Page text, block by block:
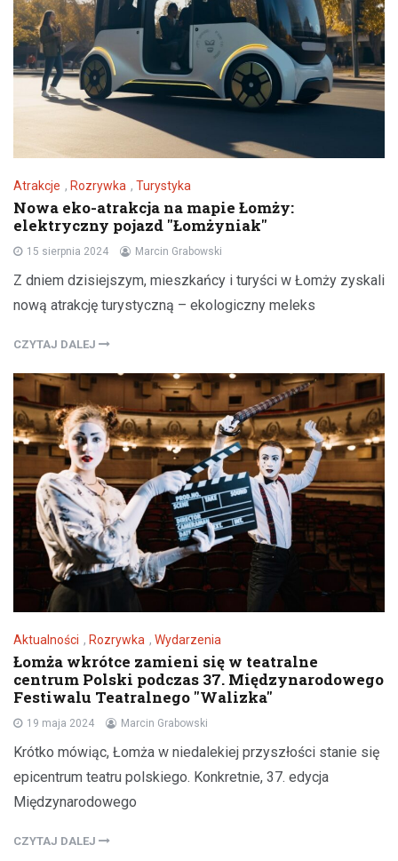
Atrakcje , Rozrywka , Turystyka
Nowa eko-atrakcja na mapie Łomży:
elektryczny pojazd "Łomżyniak"
15 sierpnia 2024 Marcin Grabowski
Z dniem dzisiejszym, mieszkańcy i turyści w Łomży zyskali
nową atrakcję turystyczną – ekologiczny meleks
CZYTAJ DALEJ
Aktualności , Rozrywka , Wydarzenia
Łomża wkrótce zamieni się w teatralne
centrum Polski podczas 37. Międzynarodowego
Festiwalu Teatralnego "Walizka"
19 maja 2024 Marcin Grabowski
Krótko mówiąc, Łomża w niedalekiej przyszłości stanie się
epicentrum teatru polskiego. Konkretnie, 37. edycja
Międzynarodowego
CZYTAJ DALEJ